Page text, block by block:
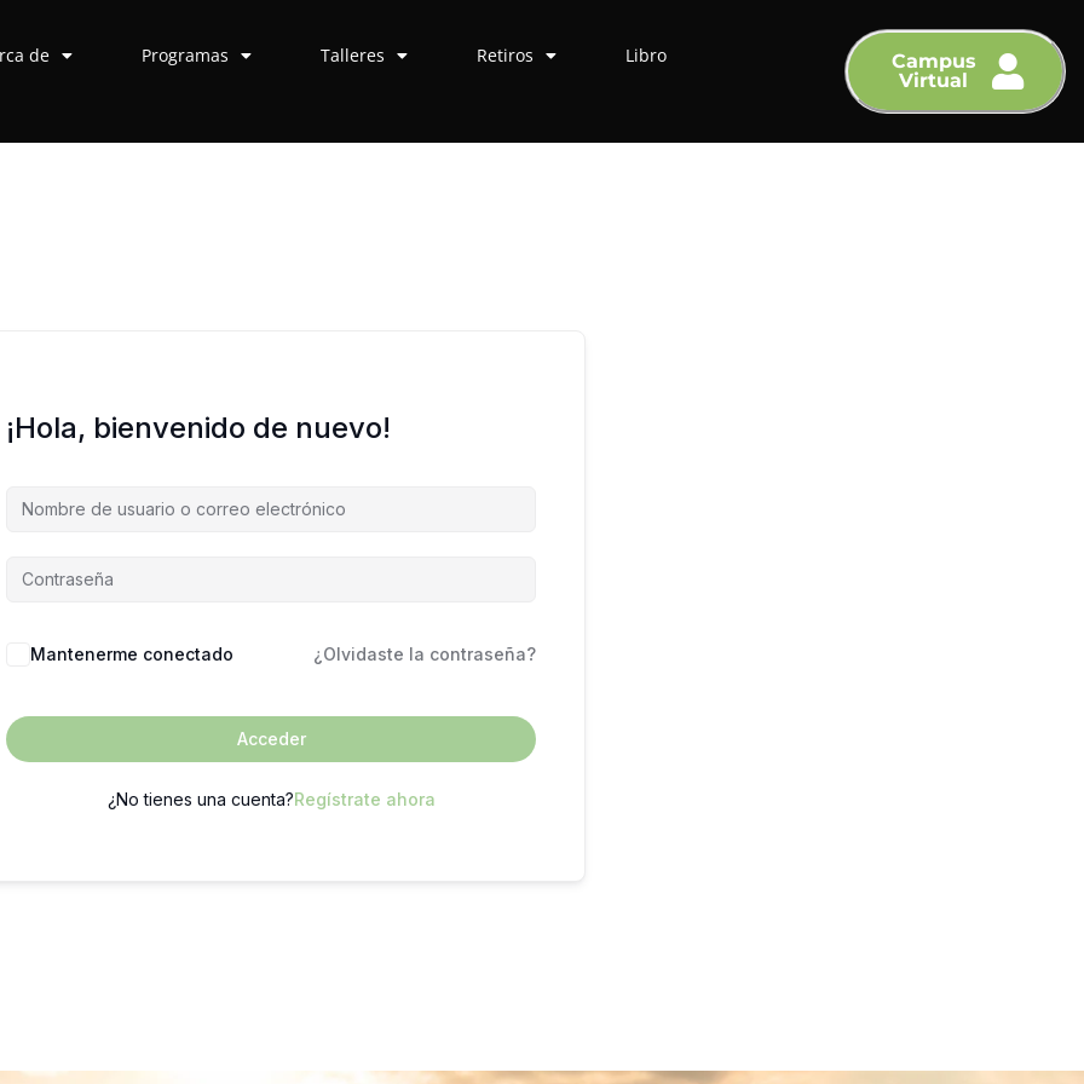
de Programas Talleres Retiros Libro
Campus
Virtual
¡Hola, bienvenido de nuevo!
Mantenerme conectado ¿Olvidaste la contraseña?
Acceder
¿No tienes una cuenta?Regístrate ahora